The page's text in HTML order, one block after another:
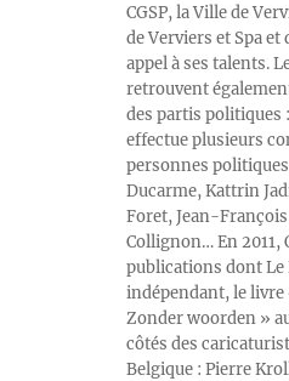
CGSP, la Ville de
de Verviers et Spa
appel à ses talents.
retrouvent
des partis politiques
effectue plusieurs
personnes
Ducarme, Kattrin
Foret, Jean-
Collignon… En 2011,
publications dont
indépendant, le livre
Zonder woorden »
côtés des
Belgique : Pierre